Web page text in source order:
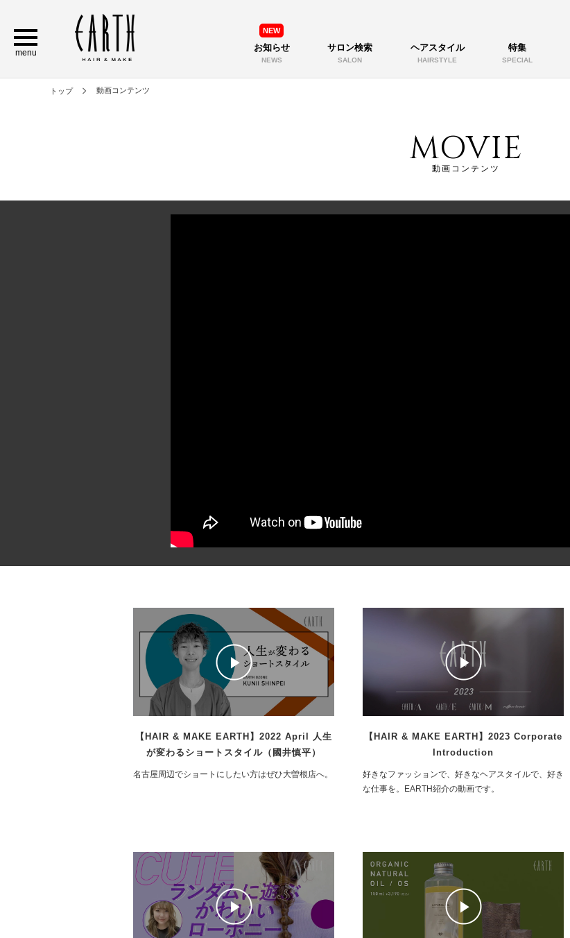
NEW
お知らせ
NEWS
サロン検索
SALON
ヘアスタイル
HAIRSTYLE
特集
SPECIAL
menu
トップ 動画コンテンツ
MOVIE
動画コンテンツ
【HAIR & MAKE EARTH】2022 April 人生
が変わるショートスタイル（國井慎平）
名古屋周辺でショートにしたい方はぜひ大曽根店へ。
【HAIR & MAKE EARTH】2023 Corporate
Introduction
好きなファッションで、好きなヘアスタイルで、好き
な仕事を。EARTH紹介の動画です。